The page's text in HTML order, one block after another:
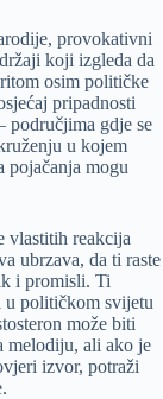
provokativni
koji izgleda da
osim političke
pripadnosti
područjima gdje se
u kojem
pojačanja mogu
vlastitih reakcija
ubrzava, da ti raste
i promisli. Ti
u političkom svijetu
može biti
melodiju, ali ako je
izvor, potraži